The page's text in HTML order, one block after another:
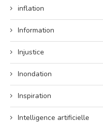
inflation
Information
Injustice
Inondation
Inspiration
Intelligence artificielle